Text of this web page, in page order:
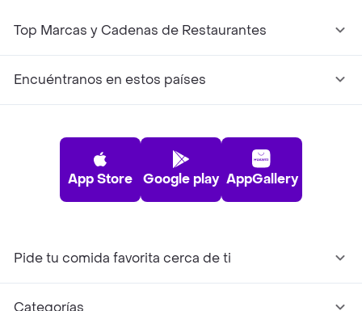
Top Marcas y Cadenas de Restaurantes
Encuéntranos en estos países
App Store Google play AppGallery
Pide tu comida favorita cerca de ti
Categorías